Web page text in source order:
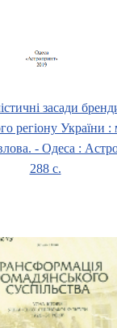
засади
регіону України
- Одеса :
288 с.